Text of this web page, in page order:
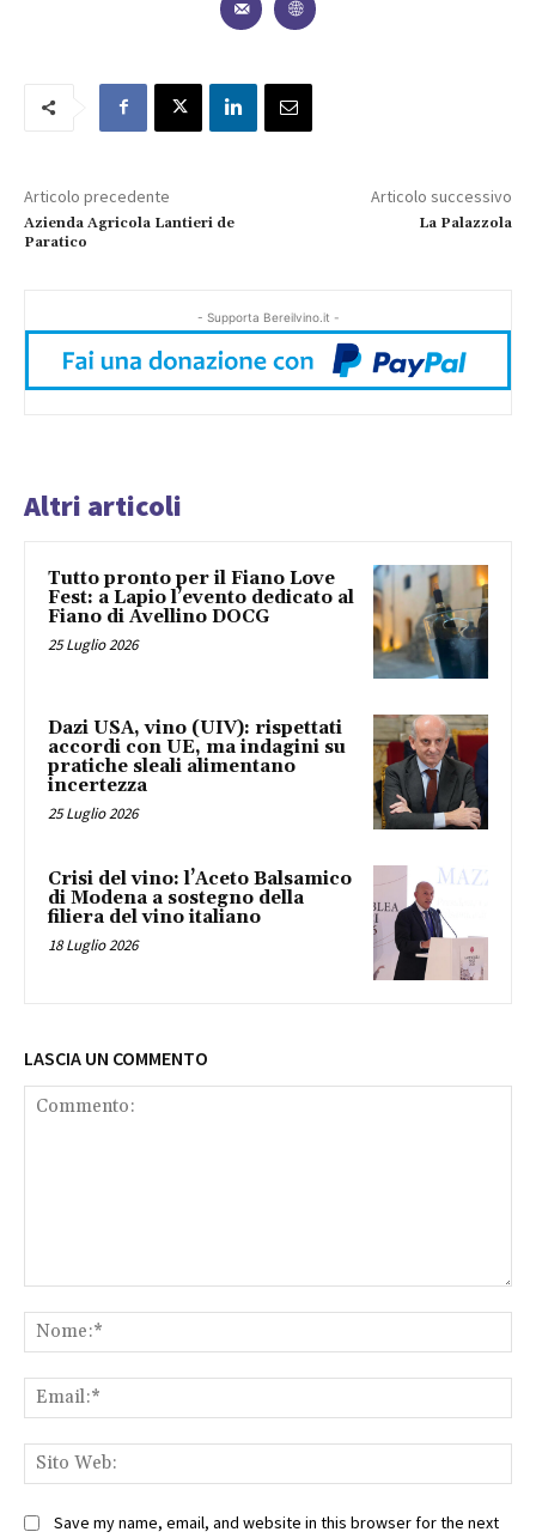
Articolo precedente
Azienda Agricola Lantieri de
Paratico
Articolo successivo
La Palazzola
- Supporta Bereilvino.it -
Altri articoli
Tutto pronto per il Fiano Love
Fest: a Lapio l’evento dedicato al
Fiano di Avellino DOCG
25 Luglio 2026
Dazi USA, vino (UIV): rispettati
accordi con UE, ma indagini su
pratiche sleali alimentano
incertezza
25 Luglio 2026
Crisi del vino: l’Aceto Balsamico
di Modena a sostegno della
filiera del vino italiano
18 Luglio 2026
LASCIA UN COMMENTO
Save my name, email, and website in this browser for the next